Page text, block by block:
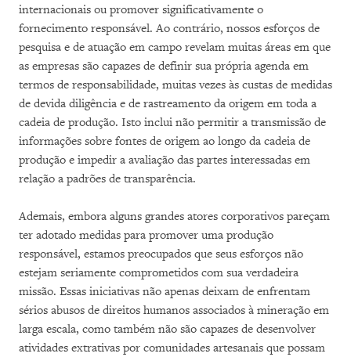
internacionais ou promover significativamente o
fornecimento responsável. Ao contrário, nossos esforços de
pesquisa e de atuação em campo revelam muitas áreas em que
as empresas são capazes de definir sua própria agenda em
termos de responsabilidade, muitas vezes às custas de medidas
de devida diligência e de rastreamento da origem em toda a
cadeia de produção. Isto inclui não permitir a transmissão de
informações sobre fontes de origem ao longo da cadeia de
produção e impedir a avaliação das partes interessadas em
relação a padrões de transparência.
Ademais, embora alguns grandes atores corporativos pareçam
ter adotado medidas para promover uma produção
responsável, estamos preocupados que seus esforços não
estejam seriamente comprometidos com sua verdadeira
missão. Essas iniciativas não apenas deixam de enfrentam
sérios abusos de direitos humanos associados à mineração em
larga escala, como também não são capazes de desenvolver
atividades extrativas por comunidades artesanais que possam